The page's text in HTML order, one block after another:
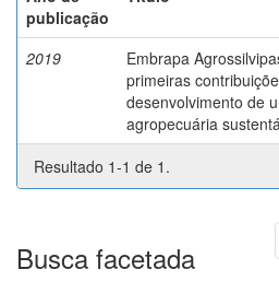
publicação
2019
Embrapa
primeiras
desenvolvimento de
agropecuária
Resultado 1-1 de 1.
Busca facetada